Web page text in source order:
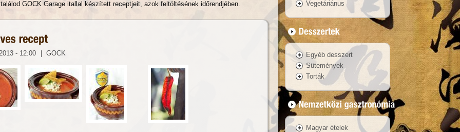
GOCK Garage itallal készített receptjeit, azok feltöltésének időrendjében.
- 12:00 GOCK
Vegetáriánus
Egyéb desszert
Sütemények
Torták
Magyar ételek